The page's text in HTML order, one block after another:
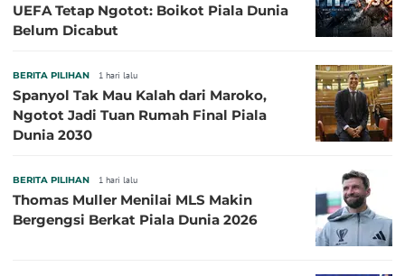
UEFA Tetap Ngotot: Boikot Piala Dunia
Belum Dicabut
BERITA PILIHAN 1 hari lalu
Spanyol Tak Mau Kalah dari Maroko,
Ngotot Jadi Tuan Rumah Final Piala
Dunia 2030
BERITA PILIHAN 1 hari lalu
Thomas Muller Menilai MLS Makin
Bergengsi Berkat Piala Dunia 2026